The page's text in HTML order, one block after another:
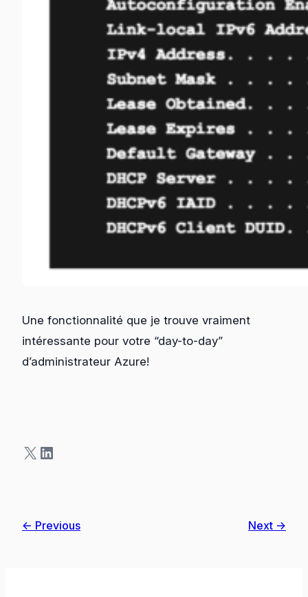
Une fonctionnalité que je trouve vraiment
intéressante pour votre “day-to-day”
d’administrateur Azure!
X LinkedIn
← Previous Next →